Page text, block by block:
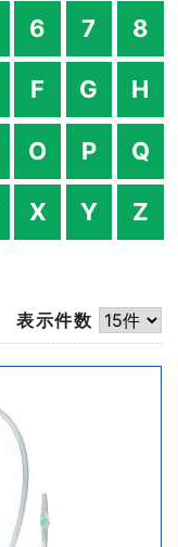
6 7 8
F G H
O P Q
X Y Z
表示件数